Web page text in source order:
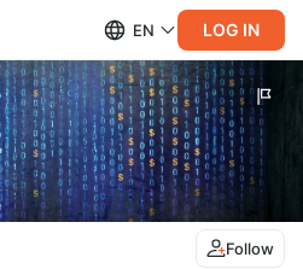
EN LOG IN
Follow